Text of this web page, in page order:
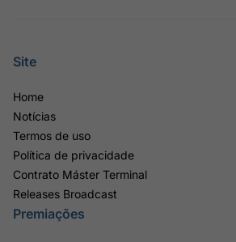
Site
Home
Notícias
Termos de uso
Política de privacidade
Contrato Máster Terminal
Releases Broadcast
Premiações